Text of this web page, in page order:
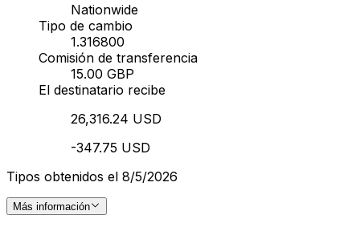
Nationwide
Tipo de cambio
1.316800
Comisión de transferencia
15.00 GBP
El destinatario recibe
26,316.24 USD
-347.75 USD
Tipos obtenidos el 8/5/2026
Más información